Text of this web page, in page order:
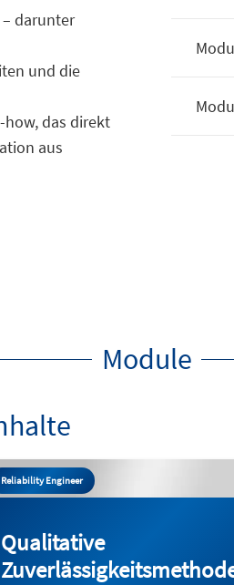
darunter
und die
das direkt
aus
Module
Reliability Engineer
Qualitative